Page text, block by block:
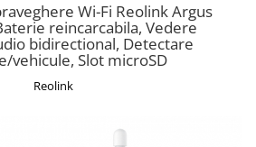
Wi-Fi Reolink Argus
reincarcabila, Vedere
bidirectional, Detectare
vehicule, Slot microSD
Reolink